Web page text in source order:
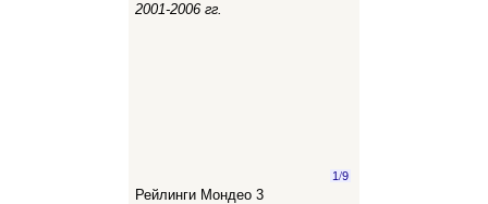
2001-2006 гг.
1/9
Рейлинги Мондео 3